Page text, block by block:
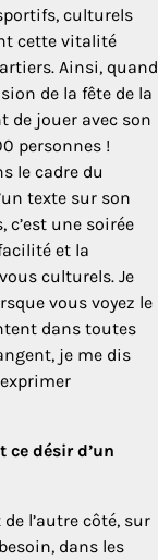
culturels
cette vitalité
Ainsi, quand
de la fête de la
de jouer avec son
personnes !
le cadre du
texte sur son
une soirée
et la
culturels. Je
vous voyez le
dans toutes
je me dis
ce désir d’un
l’autre côté, sur
dans les